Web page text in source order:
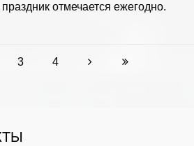
отмечается ежегодно.
3 4